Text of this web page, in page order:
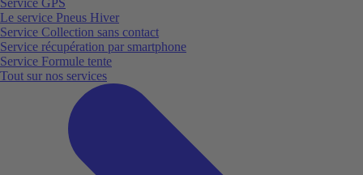
Le service Pneus Hiver
Service Collection sans contact
Service récupération par smartphone
Service Formule tente
Tout sur nos services